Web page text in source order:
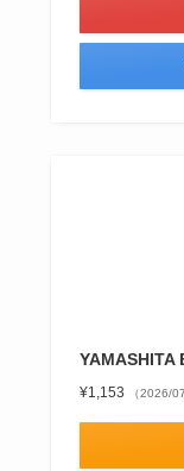
¥1,153 （2026/